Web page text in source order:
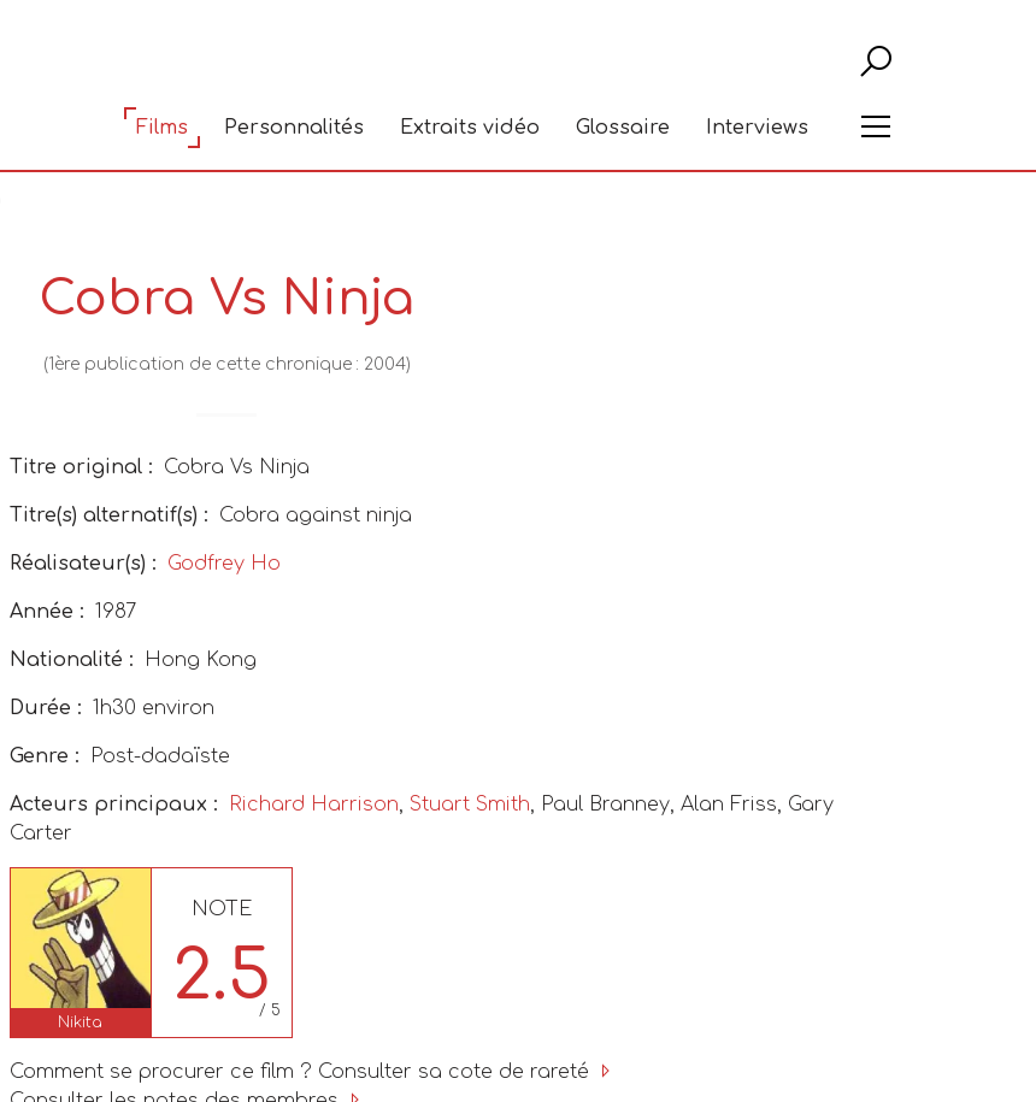
Films Personnalités Extraits vidéo Glossaire Interviews
Cobra Vs Ninja
(1ère publication de cette chronique : 2004)
Titre original : Cobra Vs Ninja
Titre(s) alternatif(s) : Cobra against ninja
Réalisateur(s) : Godfrey Ho
Année : 1987
Nationalité : Hong Kong
Durée : 1h30 environ
Genre : Post-dadaïste
Acteurs principaux : Richard Harrison, Stuart Smith, Paul Branney, Alan Friss, Gary
Carter
Nikita
NOTE
2.5/ 5
Comment se procurer ce film ? Consulter sa cote de rareté